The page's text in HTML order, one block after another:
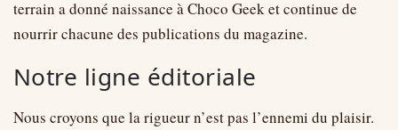
terrain a donné naissance à Choco Geek et continue de
nourrir chacune des publications du magazine.
Notre ligne éditoriale
Nous croyons que la rigueur n’est pas l’ennemi du plaisir.